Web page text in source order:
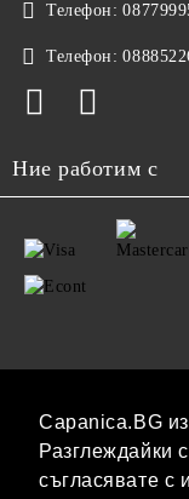
Capanica.BG
Разглеждайки
съгласявате с
Телефон:
Телефон:
Ние работим с
Нашият онлайн